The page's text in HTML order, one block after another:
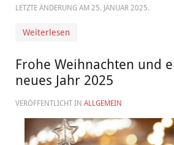
LETZTE ÄNDERUNG AM 25. JANUAR 2025.
Weiterlesen
Frohe Weihnachten und
neues Jahr 2025
VERÖFFENTLICHT IN ALLGEMEIN